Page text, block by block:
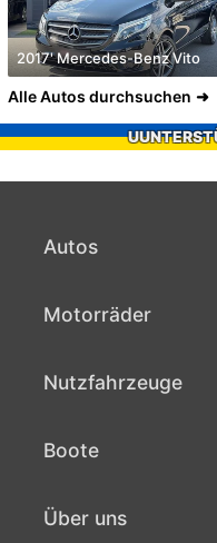
2017' Mercedes-Benz Vito
Alle Autos durchsuchen
Autos
Motorräder
Nutzfahrzeuge
Boote
Über uns